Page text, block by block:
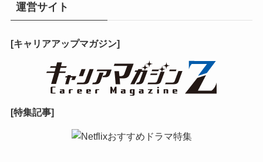
運営サイト
[キャリアアップマガジン]
[特集記事]